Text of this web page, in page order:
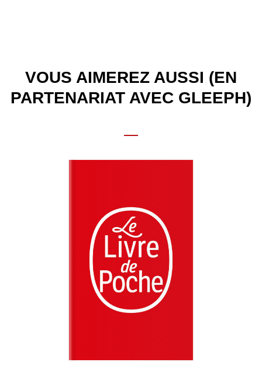
VOUS AIMEREZ AUSSI (EN
PARTENARIAT AVEC GLEEPH)